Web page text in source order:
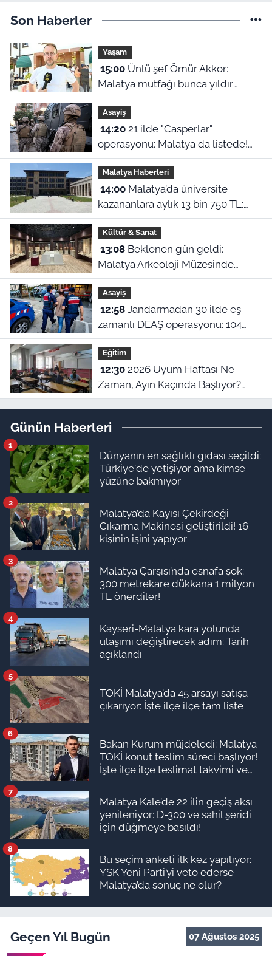
Son Haberler
Yaşam
15:00Ünlü şef Ömür Akkor:
Malatya mutfağı bunca yıldır
kendini gizlemiş
Asayiş
14:2021 ilde "Casperlar"
operasyonu: Malatya da listede!
151 kişiye dava açıldı
Malatya Haberleri
14:00Malatya’da üniversite
kazananlara aylık 13 bin 750 TL:
Kimler başvurabilir?
Kültür & Sanat
13:08Beklenen gün geldi:
Malatya Arkeoloji Müzesinde
binlerce yıllık eserler görücüye
çıkıyor
Asayiş
12:58Jandarmadan 30 ilde eş
zamanlı DEAŞ operasyonu: 104
şüpheli yakalandı!
Eğitim
12:302026 Uyum Haftası Ne
Zaman, Ayın Kaçında Başlıyor?
MEB 1. Sınıf ve Anaokulu Uyum
Günün Haberleri
Dünyanın en sağlıklı gıdası seçildi:
Türkiye'de yetişiyor ama kimse
yüzüne bakmıyor
1
Malatya’da Kayısı Çekirdeği
Çıkarma Makinesi geliştirildi! 16
kişinin işini yapıyor
2
Malatya Çarşısı’nda esnafa şok:
300 metrekare dükkana 1 milyon
TL önerdiler!
3
Kayseri-Malatya kara yolunda
ulaşımı değiştirecek adım: Tarih
açıklandı
4
TOKİ Malatya’da 45 arsayı satışa
çıkarıyor: İşte ilçe ilçe tam liste
5
Bakan Kurum müjdeledi: Malatya
TOKİ konut teslim süreci başlıyor!
İşte ilçe ilçe teslimat takvimi ve
6
Malatya Kale’de 22 ilin geçiş aksı
yenileniyor: D-300 ve sahil şeridi
için düğmeye basıldı!
7
Bu seçim anketi ilk kez yapılıyor:
YSK Yeni Parti’yi veto ederse
Malatya’da sonuç ne olur?
8
Geçen Yıl Bugün 07 Ağustos 2025